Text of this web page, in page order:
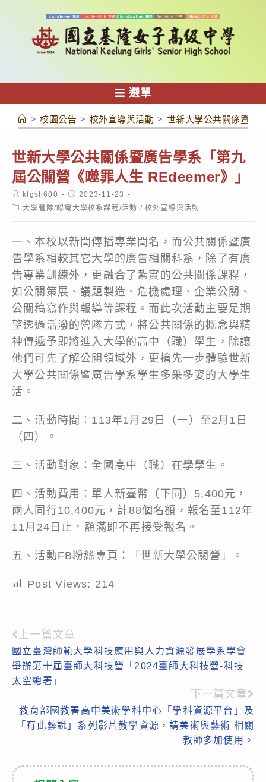
容
選單
> 校園公告 > 校外宣導與活動 > 世新大學公共關係暨廣
世新大學公共關係暨廣告學系「第九
屆公關營《噬罪人生 REdeemer》」
Post
author:
klgsh600
Post
published:
2023-11-23
Post大學營隊/認識大學校系課程/活動 / 校外宣導與活動
一、本校以新聞傳播專業聞名，而公共關係暨廣
告學系相較其它大學的廣告相關科系，除了有廣
告專業訓練外，更融合了紮實的公共關係課程，
如公關策展、議題製造、危機處理、企業公關、
公關稿寫作與報導等課程。而此次活動主要是期
望透過活潑的營隊方式，將公共關係的概念與精
神傳遞予即將進入大學的高中（職）學生，除讓
他們可先了解公關領域外，更搶先一步體驗世新
大學公共關係暨廣告學系學生多采多姿的大學生
活。
二、活動時間：113年1月29日（一）至2月1日
（四）。
三、活動對象：全國高中（職）在學學生。
四、活動費用：單人新臺幣（下同）5,400元，
兩人同行10,400元，計88個名額，報名至112年
11月24日止，額滿即不再接受報名。
五、活動FB粉絲專頁：「世新大學公關營」。
Post Views: 214
Read
more
articles
上一篇文章
國立臺灣師範大學科技應用與人力資源發展學系學會
舉辦第十屆臺師大科技營「2024臺師大科技營-科技
太空總署」
下一篇文章
教育部國教署高中美術學科中心「學科資源平台」及
「有此藝說」系列影片教學資源，請美術與藝術 相關
教師多加使用。